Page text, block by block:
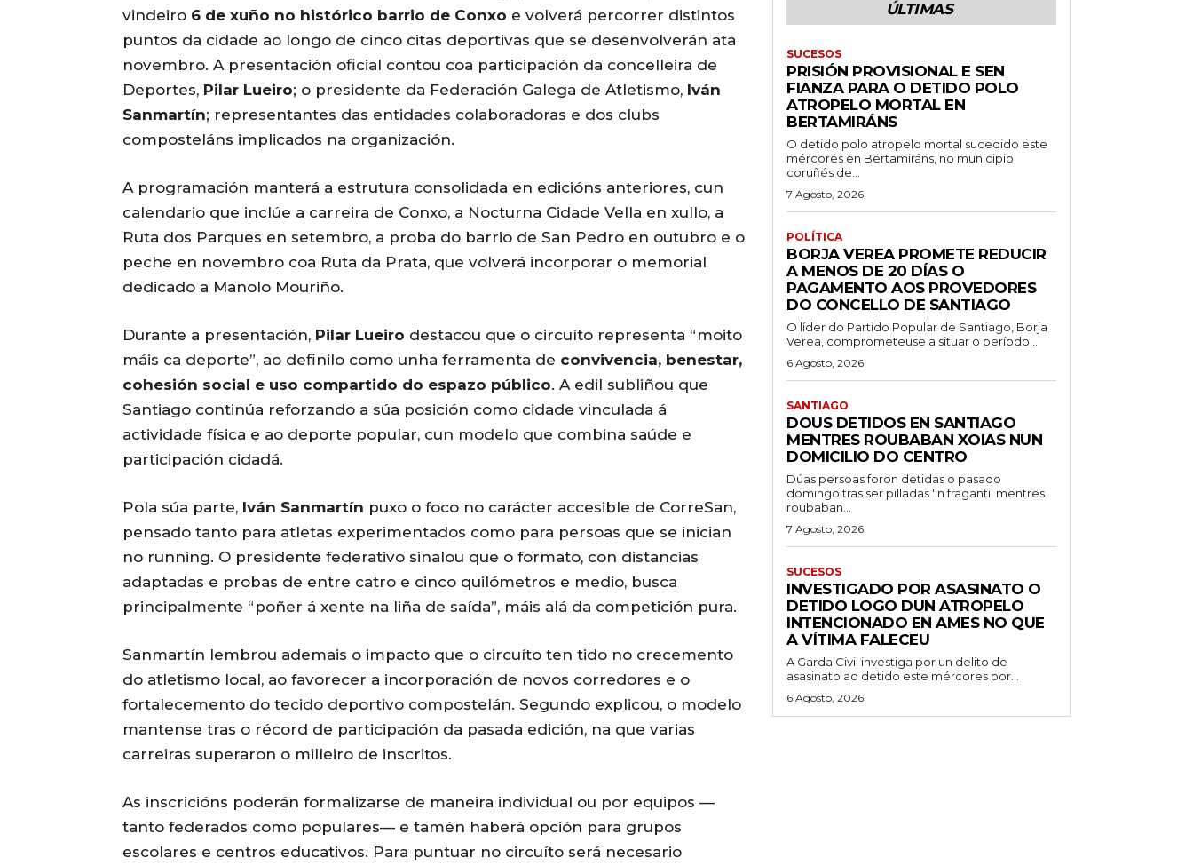
vindeiro 6 de xuño no histórico barrio de Conxo e volverá percorrer distintos
puntos da cidade ao longo de cinco citas deportivas que se desenvolverán ata
novembro. A presentación oficial contou coa participación da concelleira de
Deportes, Pilar Lueiro; o presidente da Federación Galega de Atletismo, Iván
Sanmartín; representantes das entidades colaboradoras e dos clubs
composteláns implicados na organización.
A programación manterá a estrutura consolidada en edicións anteriores, cun
calendario que inclúe a carreira de Conxo, a Nocturna Cidade Vella en xullo, a
Ruta dos Parques en setembro, a proba do barrio de San Pedro en outubro e o
peche en novembro coa Ruta da Prata, que volverá incorporar o memorial
dedicado a Manolo Mouriño.
Durante a presentación, Pilar Lueiro destacou que o circuíto representa “moito
máis ca deporte”, ao definilo como unha ferramenta de convivencia, benestar,
cohesión social e uso compartido do espazo público. A edil subliñou que
Santiago continúa reforzando a súa posición como cidade vinculada á
actividade física e ao deporte popular, cun modelo que combina saúde e
participación cidadá.
Pola súa parte, Iván Sanmartín puxo o foco no carácter accesible de CorreSan,
pensado tanto para atletas experimentados como para persoas que se inician
no running. O presidente federativo sinalou que o formato, con distancias
adaptadas e probas de entre catro e cinco quilómetros e medio, busca
principalmente “poñer á xente na liña de saída”, máis alá da competición pura.
Sanmartín lembrou ademais o impacto que o circuíto ten tido no crecemento
do atletismo local, ao favorecer a incorporación de novos corredores e o
fortalecemento do tecido deportivo compostelán. Segundo explicou, o modelo
mantense tras o récord de participación da pasada edición, na que varias
carreiras superaron o milleiro de inscritos.
As inscricións poderán formalizarse de maneira individual ou por equipos —
tanto federados como populares— e tamén haberá opción para grupos
escolares e centros educativos. Para puntuar no circuíto será necesario
ÚLTIMAS
SUCESOS
PRISIÓN PROVISIONAL E SEN
FIANZA PARA O DETIDO POLO
ATROPELO MORTAL EN
BERTAMIRÁNS
O detido polo atropelo mortal sucedido este
mércores en Bertamiráns, no municipio
coruñés de...
7 Agosto, 2026
POLÍTICA
BORJA VEREA PROMETE REDUCIR
A MENOS DE 20 DÍAS O
PAGAMENTO AOS PROVEDORES
DO CONCELLO DE SANTIAGO
O líder do Partido Popular de Santiago, Borja
Verea, comprometeuse a situar o período...
6 Agosto, 2026
SANTIAGO
DOUS DETIDOS EN SANTIAGO
MENTRES ROUBABAN XOIAS NUN
DOMICILIO DO CENTRO
Dúas persoas foron detidas o pasado
domingo tras ser pilladas 'in fraganti' mentres
roubaban...
7 Agosto, 2026
SUCESOS
INVESTIGADO POR ASASINATO O
DETIDO LOGO DUN ATROPELO
INTENCIONADO EN AMES NO QUE
A VÍTIMA FALECEU
A Garda Civil investiga por un delito de
asasinato ao detido este mércores por...
6 Agosto, 2026